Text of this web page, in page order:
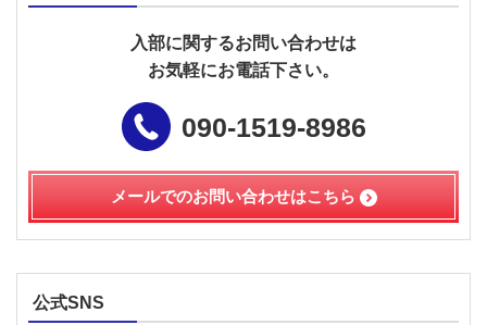
入部に関するお問い合わせは
お気軽にお電話下さい。
090-1519-8986
メールでのお問い合わせはこちら
公式SNS